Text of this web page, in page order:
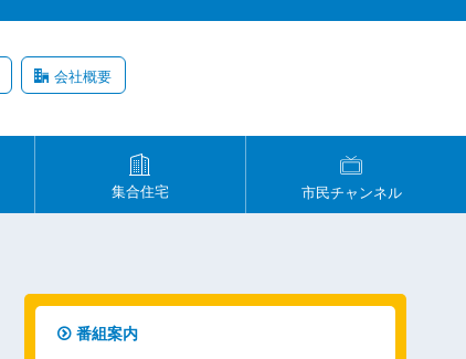
会社概要
集合住宅 市民チャンネル
番組案内